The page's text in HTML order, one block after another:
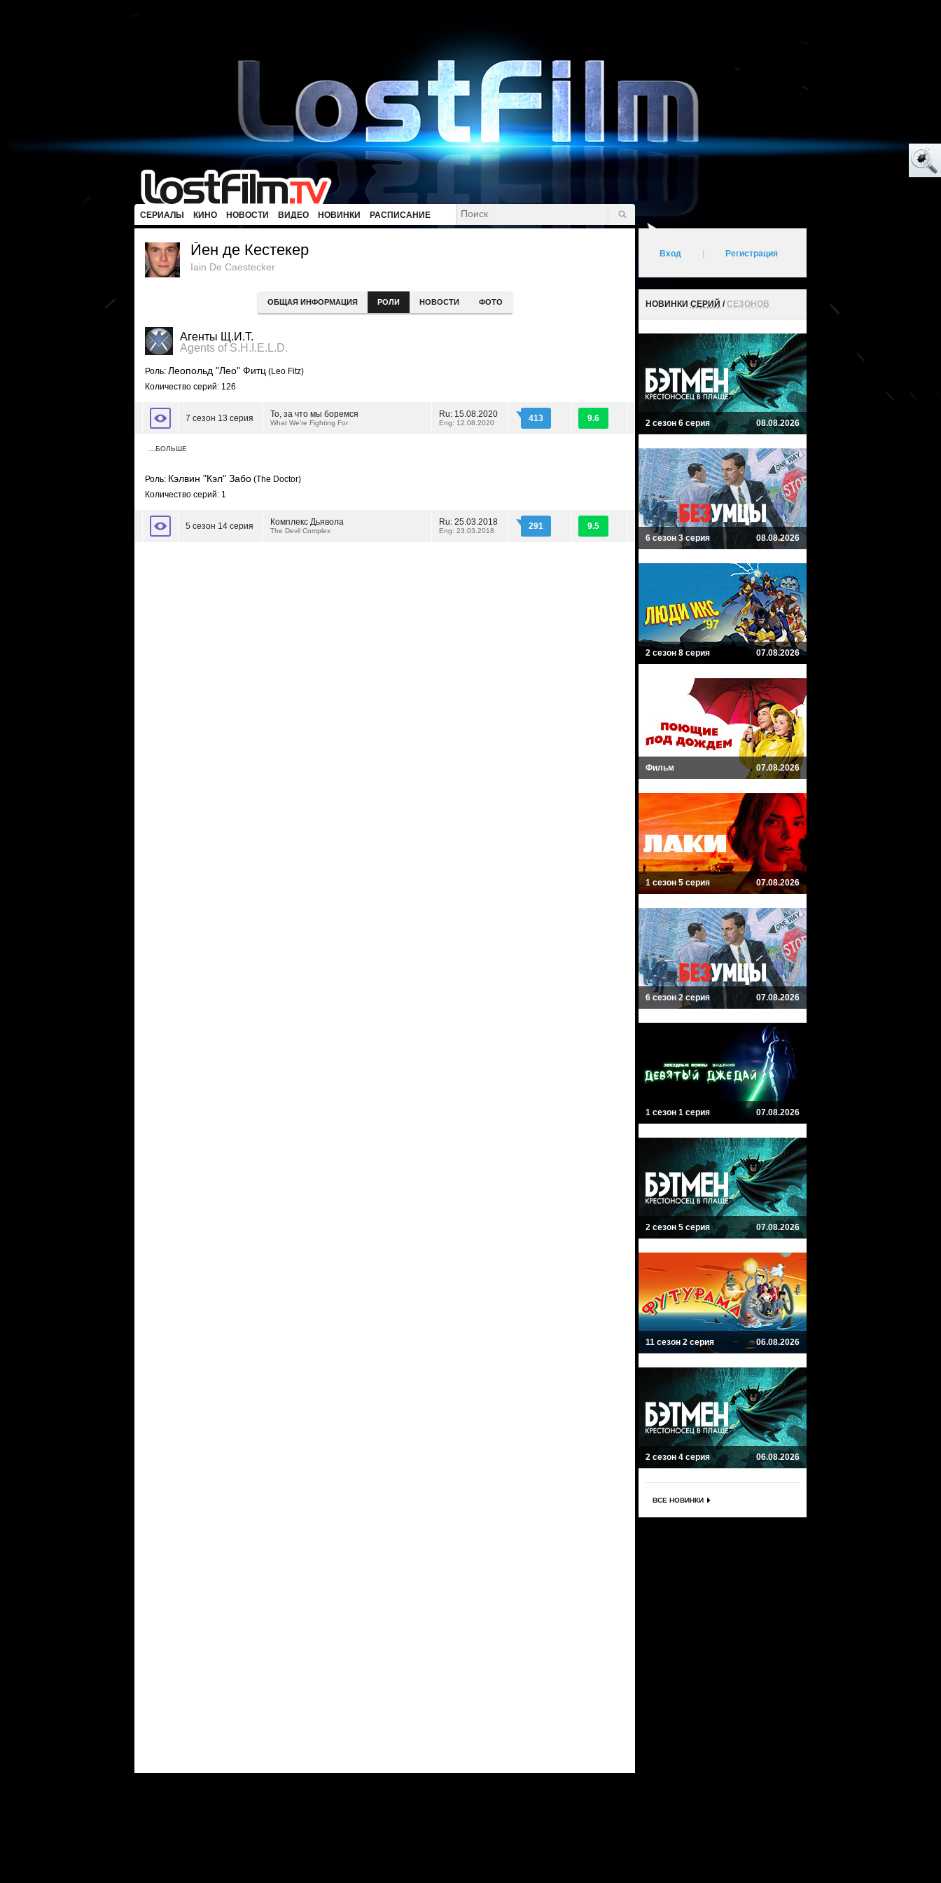
СЕРИАЛЫ КИНО НОВОСТИ ВИДЕО НОВИНКИ РАСПИСАНИЕ
Йен де Кестекер
Iain De Caestecker
ОБЩАЯ ИНФОРМАЦИЯ РОЛИ НОВОСТИ ФОТО
Агенты Щ.И.Т.
Agents of S.H.I.E.L.D.
Роль: Леопольд "Лео" Фитц (Leo Fitz)
Количество серий: 126
7 сезон 13 серия То, за что мы боремся
What We're Fighting For
Ru: 15.08.2020
Eng: 12.08.2020 413 9.6
…БОЛЬШЕ
Роль: Кэлвин "Кэл" Забо (The Doctor)
Количество серий: 1
5 сезон 14 серия Комплекс Дьявола
The Devil Complex
Ru: 25.03.2018
Eng: 23.03.2018 291 9.5
Вход Регистрация
НОВИНКИ СЕРИЙ /СЕЗОНОВ
2 сезон 6 серия 08.08.2026
6 сезон 3 серия 08.08.2026
2 сезон 8 серия 07.08.2026
Фильм 07.08.2026
1 сезон 5 серия 07.08.2026
6 сезон 2 серия 07.08.2026
1 сезон 1 серия 07.08.2026
2 сезон 5 серия 07.08.2026
11 сезон 2 серия 06.08.2026
2 сезон 4 серия 06.08.2026
ВСЕ НОВИНКИ